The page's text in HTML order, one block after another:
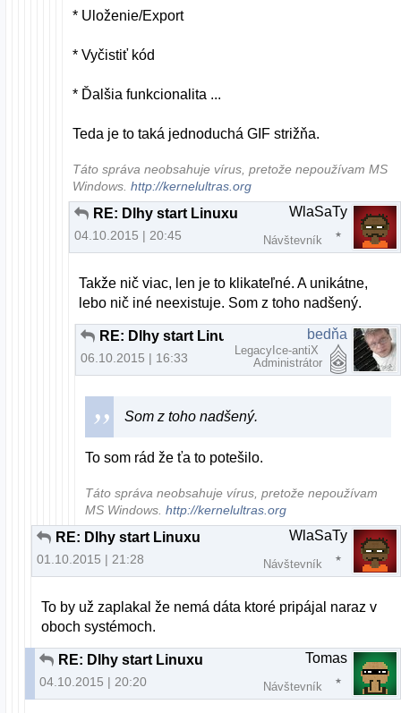
* Uloženie/Export
* Vyčistiť kód
* Ďalšia funkcionalita ...
Teda je to taká jednoduchá GIF strižňa.
Táto správa neobsahuje vírus, pretože nepoužívam MS
Windows.http://kernelultras.org
RE: Dlhy start Linuxu
04.10.2015 | 20:45
WlaSaTy
Návštevník
Takže nič viac, len je to klikateľné. A unikátne,
lebo nič iné neexistuje. Som z toho nadšený.
RE: Dlhy start Linuxu
06.10.2015 | 16:33
bedňa
LegacyIce-antiX
Administrátor
Som z toho nadšený.
To som rád že ťa to potešilo.
Táto správa neobsahuje vírus, pretože nepoužívam
MS Windows.http://kernelultras.org
RE: Dlhy start Linuxu
01.10.2015 | 21:28
WlaSaTy
Návštevník
To by už zaplakal že nemá dáta ktoré pripájal naraz v
oboch systémoch.
RE: Dlhy start Linuxu
04.10.2015 | 20:20
Tomas
Návštevník